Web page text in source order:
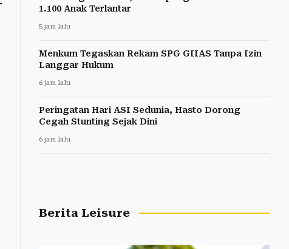
1.100 Anak Terlantar
5 jam lalu
Menkum Tegaskan Rekam SPG GIIAS Tanpa Izin
Langgar Hukum
6 jam lalu
Peringatan Hari ASI Sedunia, Hasto Dorong
Cegah Stunting Sejak Dini
6 jam lalu
Berita Leisure